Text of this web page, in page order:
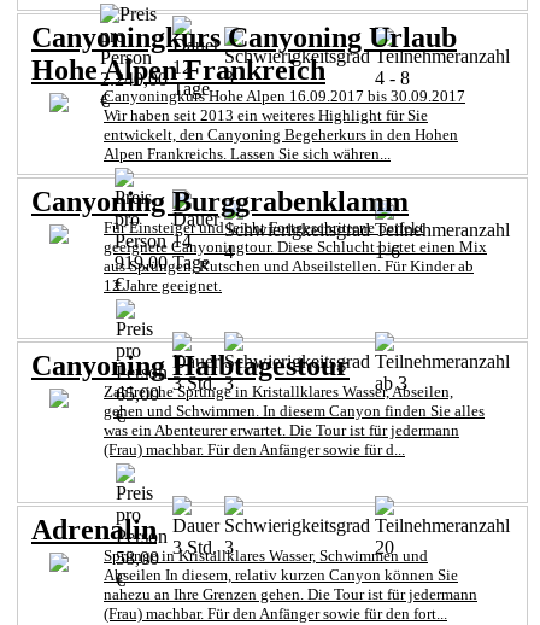
2.240,00
€
12
Tage
3 4 - 8
Canyoningkurs Canyoning Urlaub
Hohe Alpen Frankreich
Canyoningkurs Hohe Alpen 16.09.2017 bis 30.09.2017
Wir haben seit 2013 ein weiteres Highlight für Sie
entwickelt, den Canyoning Begeherkurs in den Hohen
Alpen Frankreichs. Lassen Sie sich währen...
919,00
€
14
Tage
4 1-6
Canyoning Burggrabenklamm
Für Einsteiger und leicht Fortgeschrittene perfekt
geeignete Canyoningtour. Diese Schlucht bietet einen Mix
aus Sprüngen, Rutschen und Abseilstellen. Für Kinder ab
12 Jahre geeignet.
65,00
€
3 Std. 3 ab 3
Canyoning Halbtagestour
Zahlreiche Sprünge in Kristallklares Wasser, Abseilen,
gehen und Schwimmen. In diesem Canyon finden Sie alles
was ein Abenteurer erwartet. Die Tour ist für jedermann
(Frau) machbar. Für den Anfänger sowie für d...
58,00
€
3 Std. 3 20
Adrenalin
Sprünge in Kristallklares Wasser, Schwimmen und
Abseilen In diesem, relativ kurzen Canyon können Sie
nahezu an Ihre Grenzen gehen. Die Tour ist für jedermann
(Frau) machbar. Für den Anfänger sowie für den fort...